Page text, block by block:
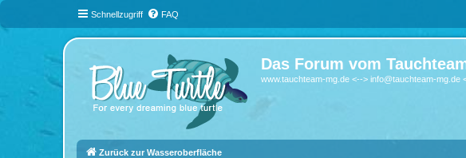
Schnellzugriff FAQ
Das Forum vom
www.tauchteam-mg.de <--> info@tauchteam-mg.de
Zurück zur Wasseroberfläche